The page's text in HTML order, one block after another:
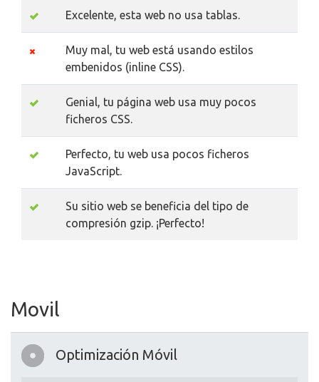
Excelente, esta web no usa tablas.
Muy mal, tu web está usando estilos
embenidos (inline CSS).
Genial, tu página web usa muy pocos
ficheros CSS.
Perfecto, tu web usa pocos ficheros
JavaScript.
Su sitio web se beneficia del tipo de
compresión gzip. ¡Perfecto!
Movil
Optimización Móvil